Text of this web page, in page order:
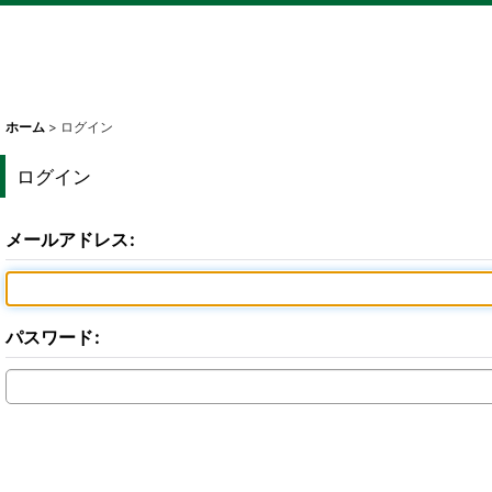
ホーム > ログイン
ログイン
メールアドレス:
パスワード: